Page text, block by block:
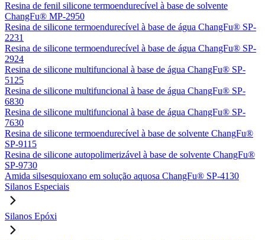
Resina de fenil silicone termoendurecível à base de solvente
ChangFu® MP-2950
Resina de silicone termoendurecível à base de água ChangFu® SP-
2231
Resina de silicone termoendurecível à base de água ChangFu® SP-
2924
Resina de silicone multifuncional à base de água ChangFu® SP-
5125
Resina de silicone multifuncional à base de água ChangFu® SP-
6830
Resina de silicone multifuncional à base de água ChangFu® SP-
7630
Resina de silicone termoendurecível à base de solvente ChangFu®
SP-9115
Resina de silicone autopolimerizável à base de solvente ChangFu®
SP-9730
Amida silsesquioxano em solução aquosa ChangFu® SP-4130
Silanos Especiais
Silanos Epóxi